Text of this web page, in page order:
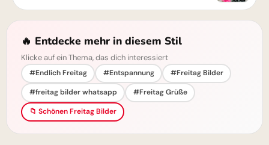
🔥 Entdecke mehr in diesem Stil
Klicke auf ein Thema, das dich interessiert
#Endlich Freitag #Entspannung
#Freitag Bilder
#freitag bilder whatsapp
#Freitag Grüße
📁 Schönen Freitag Bilder